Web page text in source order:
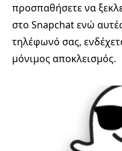
προσπαθήσετε να
στο Snapchat ενώ
τηλέφωνό σας,
μόνιμος αποκλεισμός.